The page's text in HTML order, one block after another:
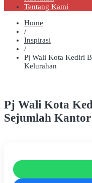
Tentang Kami
Home
/
Inspirasi
/
Pj Wali Kota Kediri
Kelurahan
Pj Wali Kota
Sejumlah